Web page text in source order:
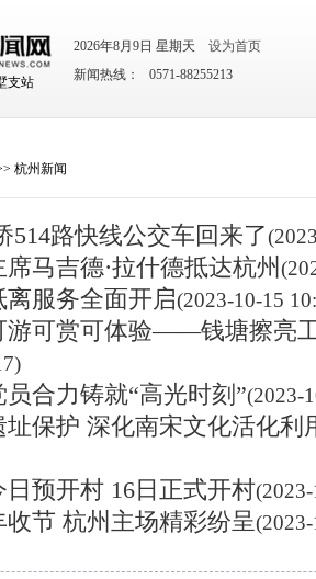
支站
2026年8月9日 星期天
设为首页
新闻热线： 0571-88255213
杭州新闻
514路快线公交车回来了
马吉德·拉什德抵达杭州
离服务全面开启(2023-10-15
游可赏可体验——钱塘擦亮
员合力铸就“高光时刻”(2023-
址保护 深化南宋文化活化利
日预开村 16日正式开村
收节 杭州主场精彩纷呈